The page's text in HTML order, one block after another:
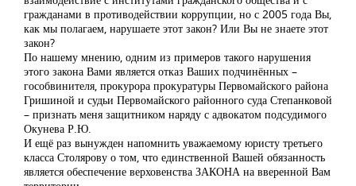
гражданами в противодействии коррупции, но с 2005 года Вы,
как мы полагаем, нарушаете этот закон? Или Вы не знаете этот
закон?
По нашему мнению, одним из примеров такого нарушения
этого закона Вами является отказ Ваших подчинённых –
гособвинителя, прокурора прокуратуры Первомайского района
Гришиной и судьи Первомайского районного суда Степанковой
– признать меня защитником наряду с адвокатом подсудимого
Окунева Р.Ю.
И ещё раз вынужден напомнить уважаемому юристу третьего
класса Столярову о том, что единственной Вашей обязанность
является обеспечение верховенства ЗАКОНА на вверенной Вам